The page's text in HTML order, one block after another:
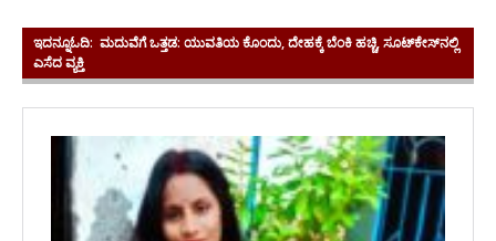
ಇದನ್ನೂಓದಿ: ಮದುವೆಗೆ ಒತ್ತಡ: ಯುವತಿಯ ಕೊಂದು, ದೇಹಕ್ಕೆ ಬೆಂಕಿ ಹಚ್ಚಿ, ಸೂಟ್‌ಕೇಸ್‌ನಲ್ಲಿ
ಎಸೆದ ವ್ಯಕ್ತಿ